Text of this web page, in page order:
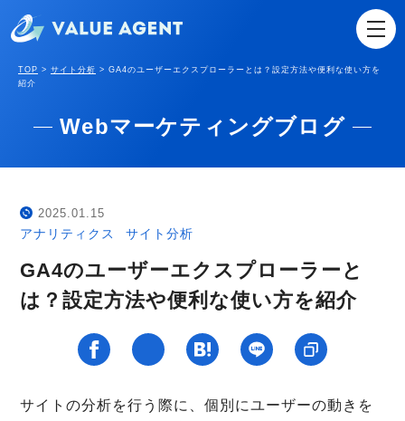
TOP > サイト分析 > GA4のユーザーエクスプローラーとは？設定方法や便利な使い方を
紹介
Webマーケティングブログ
2025.01.15
アナリティクス サイト分析
GA4のユーザーエクスプローラーと
は？設定方法や便利な使い方を紹介
サイトの分析を行う際に、個別にユーザーの動きを